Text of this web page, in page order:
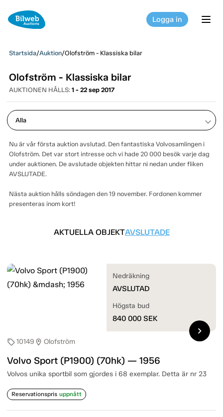
Logga in
Startsida/Auktion/Olofström - Klassiska bilar
Olofström - Klassiska bilar
AUKTIONEN HÅLLS: 1 - 22 sep 2017
keyboard_arrow_down
Nu är vår första auktion avslutad. Den fantastiska Volvosamlingen i
Olofström. Det var stort intresse och vi hade 20 000 besök varje dag
under auktionen. De avslutade objekten hittar ni nedan under fliken
AVSLUTADE.
Nästa auktion hålls söndagen den 19 november. Fordonen kommer
presenteras inom kort!
AKTUELLA OBJEKTAVSLUTADE
sell10149 location_on Olofström
Volvo Sport (P1900) (70hk) — 1956
Volvos unika sportbil som gjordes i 68 exemplar. Detta är nr 23
Reservationspris uppnått
Nedräkning
AVSLUTAD
Högsta bud
840 000 SEK
chevron_right